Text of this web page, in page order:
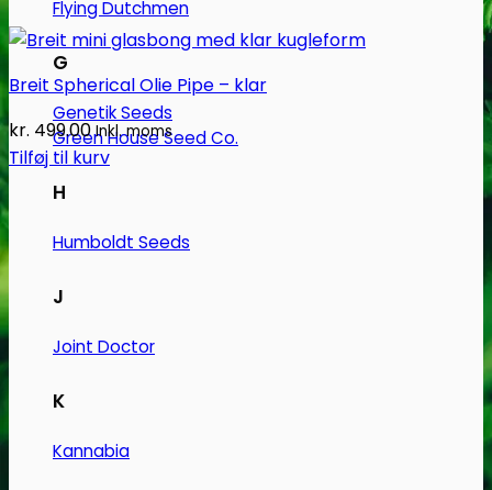
Flying Dutchmen
G
Genetik Seeds
Green House Seed Co.
H
Humboldt Seeds
J
Joint Doctor
K
Kannabia
Breit Spherical Olie Pipe – klar
kr. 499.00 Inkl. moms
Tilføj til kurv